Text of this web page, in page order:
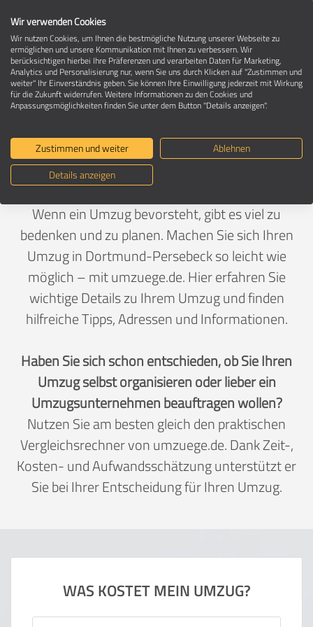
Umzug in 44227 Dortmund-Persebeck
Ein Umzug ist Vertrauenssache
Deutschland>Nordrhein-Westfalen>Dortmund, Stadt
>Persebeck
Wenn ein Umzug bevorsteht, gibt es viel zu
bedenken und zu planen. Machen Sie sich Ihren
Umzug in Dortmund-Persebeck so leicht wie
möglich – mit umzuege.de. Hier erfahren Sie
wichtige Details zu Ihrem Umzug und finden
hilfreiche Tipps, Adressen und Informationen.
Haben Sie sich schon entschieden, ob Sie Ihren
Umzug selbst organisieren oder lieber ein
Umzugsunternehmen beauftragen wollen?
Nutzen Sie am besten gleich den praktischen
Vergleichsrechner von umzuege.de. Dank Zeit-,
Kosten- und Aufwandsschätzung unterstützt er
Sie bei Ihrer Entscheidung für Ihren Umzug.
WAS KOSTET MEIN UMZUG?
Wir verwenden Cookies
Wir nutzen Cookies, um Ihnen die bestmögliche Nutzung unserer Webseite zu
ermöglichen und unsere Kommunikation mit Ihnen zu verbessern. Wir
berücksichtigen hierbei Ihre Präferenzen und verarbeiten Daten für Marketing,
Analytics und Personalisierung nur, wenn Sie uns durch Klicken auf "Zustimmen und
weiter" Ihr Einverständnis geben. Sie können Ihre Einwilligung jederzeit mit Wirkung
für die Zukunft widerrufen. Weitere Informationen zu den Cookies und
Anpassungsmöglichkeiten finden Sie unter dem Button "Details anzeigen".
Zustimmen und weiter
Ablehnen
Details anzeigen